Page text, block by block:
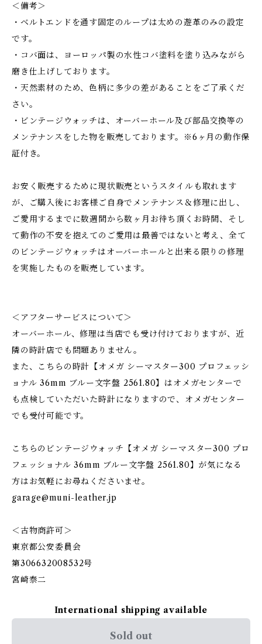
＜備考＞
・ベルトエンドを通す固定のループは太めの遊革のみの設定
です。
・コバ面は、ヨーロッパ製の水性コバ塗料を塗り込みながら
磨き仕上げしております。
・天然素材のため、色柄に多少の差があることをご了承くだ
さい。
・ビンテージウォッチは、オーバーホール及び部品交換等の
メンテナンスをした物を販売しております。※6ヶ月の動作保
証付き。
お安く販売するために現状販売というスタイルも取れます
が、ご購入後にお客様ご自身でメンテナンス＆修理に出し、
ご愛用するまでに数週間から数ヶ月お待ち頂くお時間、そし
て動作の不安を抱えてのご愛用は最善ではないと考え、全て
のビンテージウォッチはオーバーホールと出来る限りの修理
を実施したものを販売しています。
＜アフターサービスについて＞
オーバーホール、修理は当店でも受け付けておりますが、近
隣の時計店でも問題ありません。
また、こちらの時計【オメガ シーマスター300 プロフェッシ
ョナル 36mm ブルー文字盤 2561.80】はオメガセンターで
も点検していただいた時計になりますので、オメガセンター
でも受付可能です。
こちらのビンテージウォッチ【オメガ シーマスター300 プロ
フェッショナル 36mm ブルー文字盤 2561.80】が気になる
方はお気軽にお尋ねくださいませ。
garage@muni-leather.jp
＜古物商許可＞
東京都公安委員会
第306632008532号
宮崎泰二
International shipping available
Sold out